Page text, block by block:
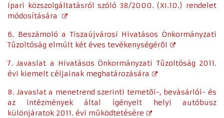
ipari közszolgáltatásról szóló 38/2000. (XI.10.) rendelet
módosítására
6. Beszámoló a Tiszaújvárosi Hivatásos Önkormányzati
Tûzoltóság elmúlt két éves tevékenységérõl
7. Javaslat a Hivatásos Önkormányzati Tûzoltóság 2011.
évi kiemelt céljainak meghatározására
8. Javaslat a menetrend szerinti temetõi-, bevásárlói- és
az intézmények által igényelt helyi autóbusz
különjáratok 2011. évi mûködtetésére